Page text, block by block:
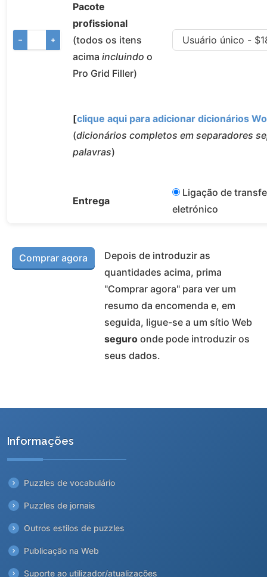
− +
Pacote
profissional
(todos os itens
acima incluindo o
Pro Grid Filler)
[clique aqui para adicionar dicionários
(dicionários completos em separadores
palavras)
Entrega
Ligação de
eletrónico
Depois de introduzir as
quantidades acima, prima
"Comprar agora" para ver um
resumo da encomenda e, em
seguida, ligue-se a um sítio Web
seguro onde pode introduzir os
seus dados.
Informações
Puzzles de vocabulário
Puzzles de jornais
Outros estilos de puzzles
Publicação na Web
Suporte ao utilizador/atualizações